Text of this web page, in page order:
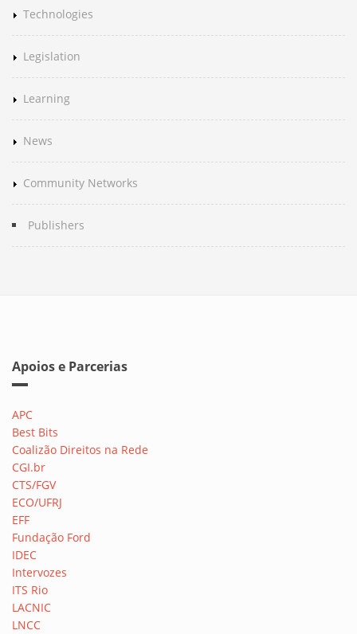
Technologies
Legislation
Learning
News
Community Networks
Publishers
Apoios e Parcerias
APC
Best Bits
Coalizão Direitos na Rede
CGI.br
CTS/FGV
ECO/UFRJ
EFF
Fundação Ford
IDEC
Intervozes
ITS Rio
LACNIC
LNCC